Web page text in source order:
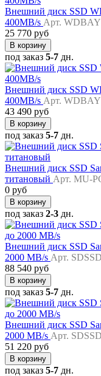
Внешний диск SSD
400MB/s Арт.
25 770 руб
В корзину
под заказ 5-7 дн.
Внешний диск SSD
400MB/s Арт.
43 490 руб
В корзину
под заказ 5-7 дн.
Внешний диск SSD
титановый Арт. MU-
0 руб
В корзину
под заказ 2-3 дн.
Внешний диск SSD
2000 MB/s Арт.
88 540 руб
В корзину
под заказ 5-7 дн.
Внешний диск SSD
2000 MB/s Арт.
51 220 руб
В корзину
под заказ 5-7 дн.